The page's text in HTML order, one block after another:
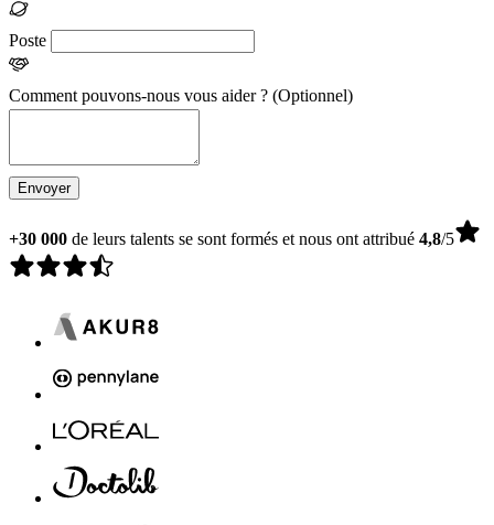
Poste
Comment pouvons-nous vous aider ? (Optionnel)
Envoyer
+30 000 de leurs talents se sont formés et nous ont attribué 4,8/5